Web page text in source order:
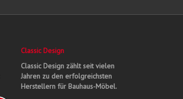
Classic Design
Classic Design zählt seit vielen
Jahren zu den erfolgreichsten
Herstellern für Bauhaus-Möbel.